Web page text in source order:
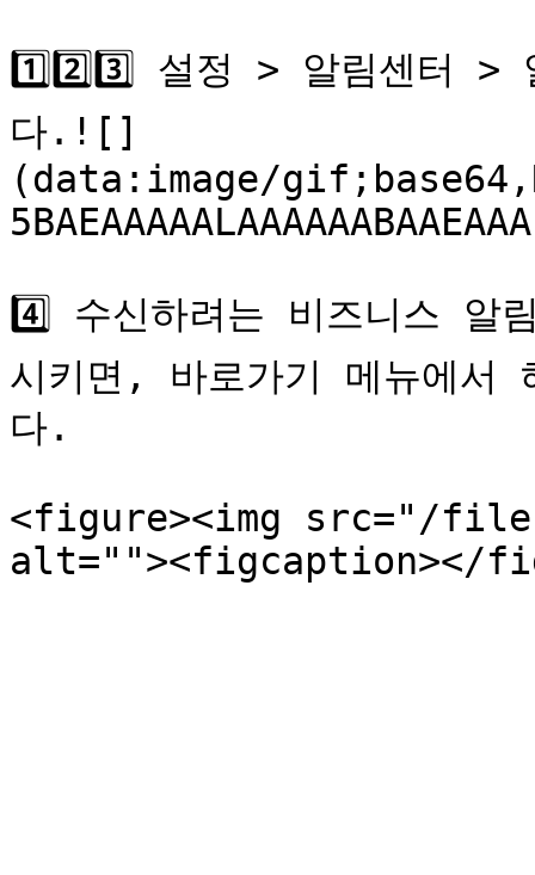
1️⃣2️⃣3️⃣ 설정 > 알림센터 >
다.![]
(data:image/
4️⃣ 수신하려는 비즈니스 알
시키면, 바로가기 메뉴에서
다.
<figure><img src="/files/